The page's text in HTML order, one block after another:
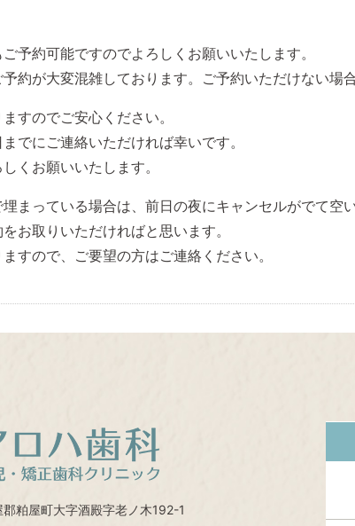
予約可能ですのでよろしくお願いいたします。
約が大変混雑しております。ご予約いただけない場
すのでご安心ください。
でにご連絡いただければ幸いです。
くお願いいたします。
まっている場合は、前日の夜にキャンセルがでて空
お取りいただければと思います。
すので、ご要望の方はご連絡ください。
粕屋町大字酒殿字老ノ木192-1